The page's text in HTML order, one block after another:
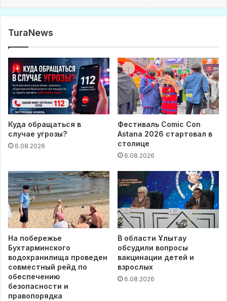
TuraNews
Куда обращаться в
случае угрозы?
6.08.2026
Фестиваль Comic Con
Astana 2026 стартовал в
столице
6.08.2026
На побережье
Бухтарминского
водохранилища проведен
совместный рейд по
обеспечению
безопасности и
правопорядка
В области Ұлытау
обсудили вопросы
вакцинации детей и
взрослых
6.08.2026